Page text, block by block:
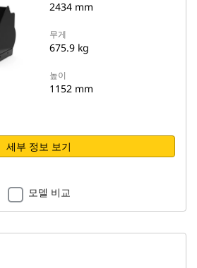
2434 mm
무게
675.9 kg
높이
1152 mm
세부 정보 보기
모델 비교